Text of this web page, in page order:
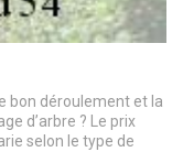
bon déroulement et la
d’arbre ? Le prix
selon le type de